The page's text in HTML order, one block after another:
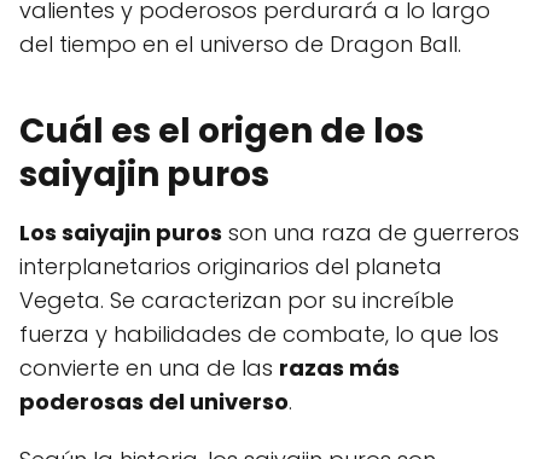
valientes y poderosos perdurará a lo largo
del tiempo en el universo de Dragon Ball.
Cuál es el origen de los
saiyajin puros
Los saiyajin puros son una raza de guerreros
interplanetarios originarios del planeta
Vegeta. Se caracterizan por su increíble
fuerza y habilidades de combate, lo que los
convierte en una de las razas más
poderosas del universo.